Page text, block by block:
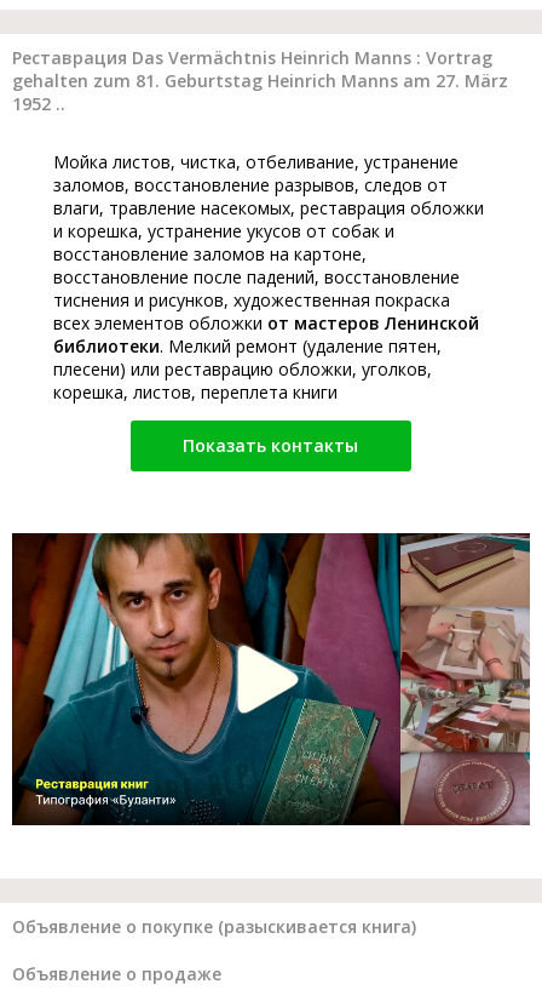
Реставрация Das Vermächtnis Heinrich Manns : Vortrag
gehalten zum 81. Geburtstag Heinrich Manns am 27. März
1952 ..
Мойка листов, чистка, отбеливание, устранение
заломов, восстановление разрывов, следов от
влаги, травление насекомых, реставрация обложки
и корешка, устранение укусов от собак и
восстановление заломов на картоне,
восстановление после падений, восстановление
тиснения и рисунков, художественная покраска
всех элементов обложки от мастеров Ленинской
библиотеки. Мелкий ремонт (удаление пятен,
плесени) или реставрацию обложки, уголков,
корешка, листов, переплета книги
Показать контакты
Объявление о покупке (разыскивается книга)
Объявление о продаже